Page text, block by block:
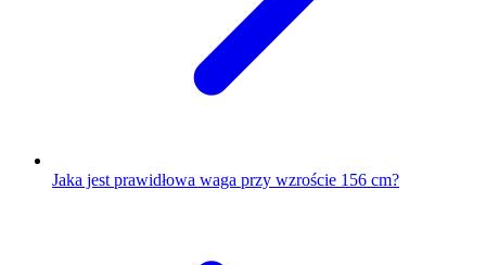
Jaka jest prawidłowa waga przy wzroście 156 cm?